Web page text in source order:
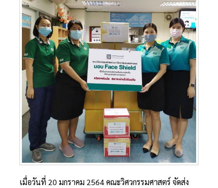
เมื่อวันที่ 20 มกราคม 2564 คณะวิศวกรรมศาสตร์ จัดส่ง